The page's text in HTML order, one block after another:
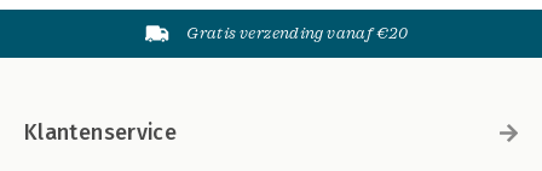
Gratis verzending vanaf €20
Klantenservice